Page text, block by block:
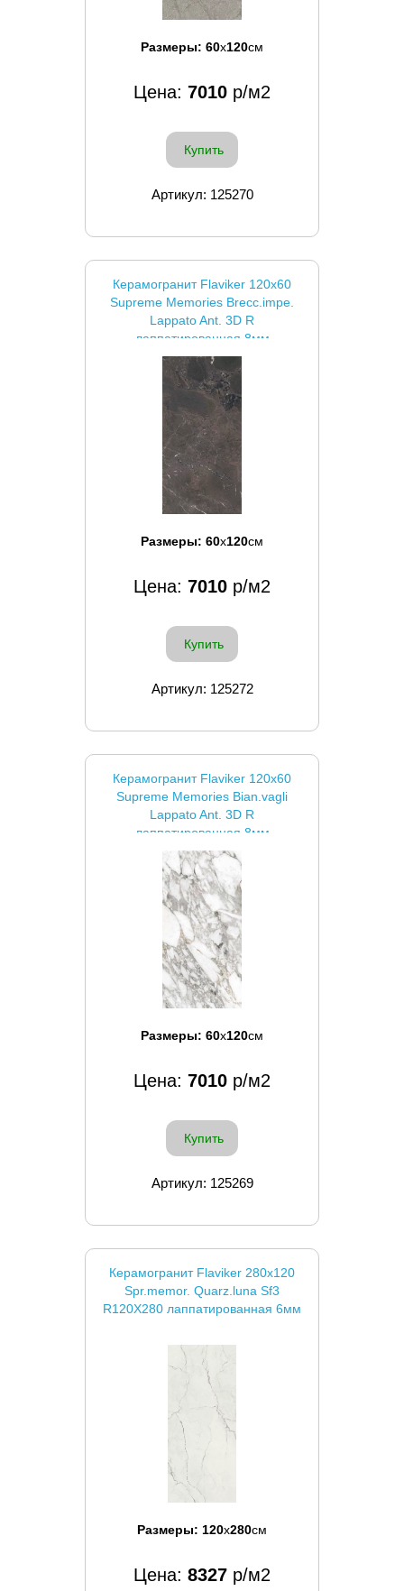
Размеры: 60x120см
Цена: 7010 р/м2
Купить
Артикул: 125270
Керамогранит Flaviker 120x60
Supreme Memories Brecc.impe.
Lappato Ant. 3D R
лаппатированная 8мм
Размеры: 60x120см
Цена: 7010 р/м2
Купить
Артикул: 125272
Керамогранит Flaviker 120x60
Supreme Memories Bian.vagli
Lappato Ant. 3D R
лаппатированная 8мм
Размеры: 60x120см
Цена: 7010 р/м2
Купить
Артикул: 125269
Керамогранит Flaviker 280x120
Spr.memor. Quarz.luna Sf3
R120X280 лаппатированная 6мм
Размеры: 120x280см
Цена: 8327 р/м2